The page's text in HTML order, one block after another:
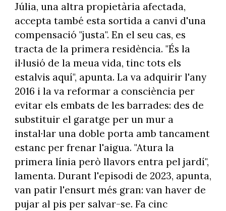
Júlia, una altra propietària afectada,
accepta també esta sortida a canvi d'una
compensació "justa". En el seu cas, es
tracta de la primera residència. "És la
il·lusió de la meua vida, tinc tots els
estalvis aquí", apunta. La va adquirir l'any
2016 i la va reformar a consciència per
evitar els embats de les barrades: des de
substituir el garatge per un mur a
instal·lar una doble porta amb tancament
estanc per frenar l'aigua. "Atura la
primera línia però llavors entra pel jardí",
lamenta. Durant l'episodi de 2023, apunta,
van patir l'ensurt més gran: van haver de
pujar al pis per salvar-se. Fa cinc